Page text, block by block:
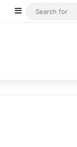
Sidebar